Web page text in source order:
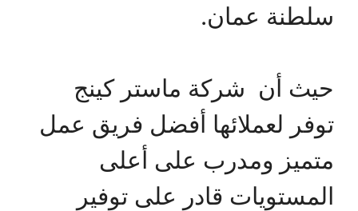
سلطنة عمان.
حيث أن شركة ماستر كينج
توفر لعملائها أفضل فريق عمل
متميز ومدرب على أعلى
المستويات قادر على توفير